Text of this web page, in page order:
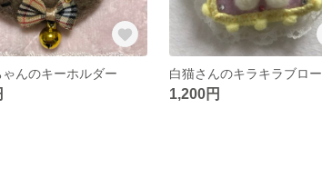
ゃんのキーホルダー 白猫さんのキラキラブロ
1,200円